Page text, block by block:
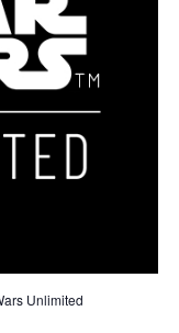
Unlimited